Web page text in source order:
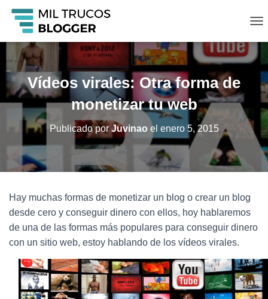
A
M
O
G
I
Ó
N
Vídeos virales: Otra forma de
monetizar tu web
Publicado porJuvinao el enero 5, 2015
Hay muchas formas de monetizar un blog o crear un blog
desde cero y conseguir dinero con ellos, hoy hablaremos
de una de las formas más populares para conseguir dinero
con un sitio web, estoy hablando de los vídeos virales.